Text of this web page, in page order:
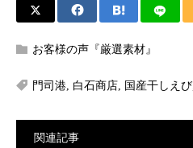
お客様の声『厳選素材』
門司港 白石商店 国産干しえび
関連記事